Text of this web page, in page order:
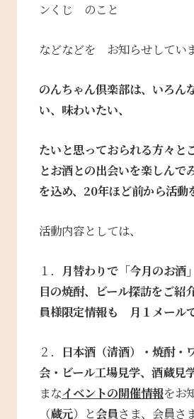
ンくじ のこと
などなどを お知らせしていま
のんちゃん倶楽部は、いろん
い、味わいたい、
たいと思っておられる方々と
とお酒との出会いを楽しんで
を込め、20年ほど前から活動
活動内容としては、
１．
月替わりで「今月のお酒
目の焼酎、ビール探訪をご紹
員様限定情報も 月１メール
２．
日本酒（清酒）・焼酎・
会・ビール工場見学、酒蔵見
まなイベントの開催情報をお
（蔵元）と会員さま、会員さ